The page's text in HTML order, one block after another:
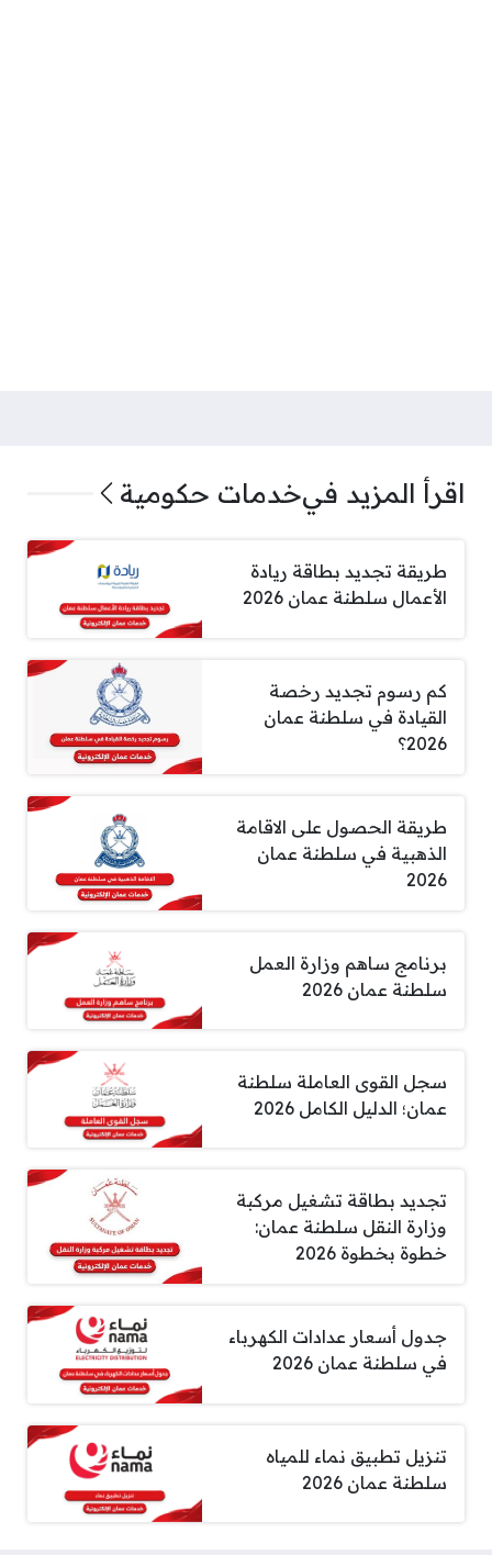
اقرأ المزيد فيخدمات حكومية
طريقة تجديد بطاقة ريادة
الأعمال سلطنة عمان 2026
كم رسوم تجديد رخصة
القيادة في سلطنة عمان
2026؟
طريقة الحصول على الاقامة
الذهبية في سلطنة عمان
2026
برنامج ساهم وزارة العمل
سلطنة عمان 2026
سجل القوى العاملة سلطنة
عمان؛ الدليل الكامل 2026
تجديد بطاقة تشغيل مركبة
وزارة النقل سلطنة عمان:
خطوة بخطوة 2026
جدول أسعار عدادات الكهرباء
في سلطنة عمان 2026
تنزيل تطبيق نماء للمياه
سلطنة عمان 2026